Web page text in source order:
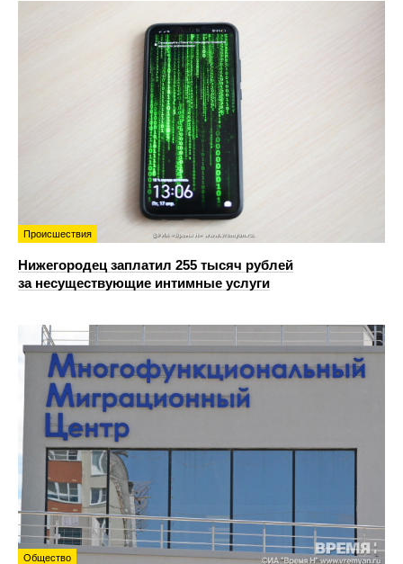
Происшествия
Нижегородец заплатил 255 тысяч рублей
за несуществующие интимные услуги
Общество